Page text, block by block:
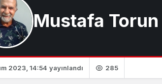
Mustafa Torun
2023, 14:54 yayınlandı 285